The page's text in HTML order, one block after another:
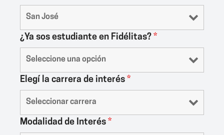
¿Ya sos estudiante en Fidélitas? *
Elegí la carrera de interés *
Modalidad de Interés *